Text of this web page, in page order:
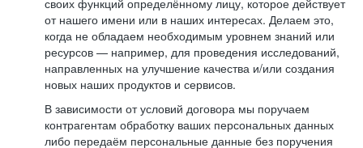
своих функций определённому лицу, которое действует
от нашего имени или в наших интересах. Делаем это,
когда не обладаем необходимым уровнем знаний или
ресурсов — например, для проведения исследований,
направленных на улучшение качества и/или создания
новых наших продуктов и сервисов.
В зависимости от условий договора мы поручаем
контрагентам обработку ваших персональных данных
либо передаём персональные данные без поручения